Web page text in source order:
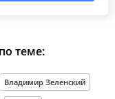
теме:
Владимир Зеленский